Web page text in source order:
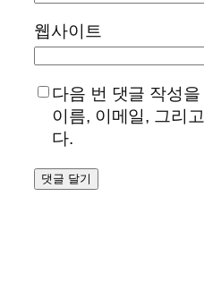
웹사이트
다음 번 댓글 작성
이름, 이메일, 그리
다.